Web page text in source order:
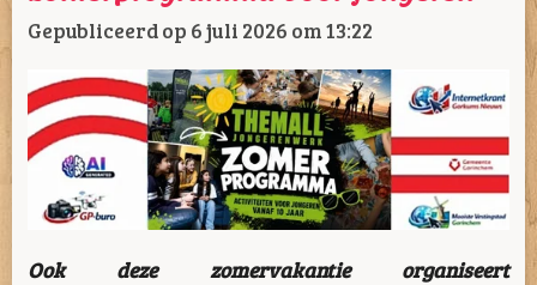
Gepubliceerd op 6 juli 2026 om 13:22
Ook deze zomervakantie organiseert